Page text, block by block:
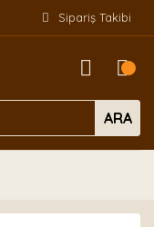
Sipariş Takibi
ARA